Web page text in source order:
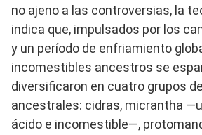
no ajeno a las controversias, la
indica que, impulsados por los
y un período de enfriamiento
incomestibles ancestros se
diversificaron en cuatro grupos
ancestrales: cidras, micrantha
ácido e incomestible—,